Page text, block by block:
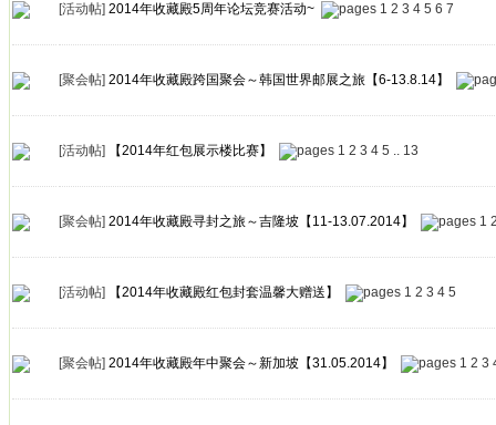
[活动帖] 2014年收藏殿5周年论坛竞赛活动~ 1 2 3 4 5 6 7
[聚会帖] 2014年收藏殿跨国聚会～韩国世界邮展之旅【6-13.8.14】
[活动帖] 【2014年红包展示楼比赛】 1 2 3 4 5 .. 13
[聚会帖] 2014年收藏殿寻封之旅～吉隆坡【11-13.07.2014】 1
[活动帖] 【2014年收藏殿红包封套温馨大赠送】 1 2 3 4 5
[聚会帖] 2014年收藏殿年中聚会～新加坡【31.05.2014】 1 2 3